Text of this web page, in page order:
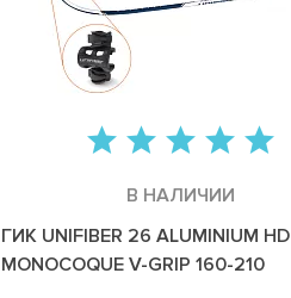
В НАЛИЧИИ
ГИК UNIFIBER 26 ALUMINIUM HD
MONOCOQUE V-GRIP 160-210